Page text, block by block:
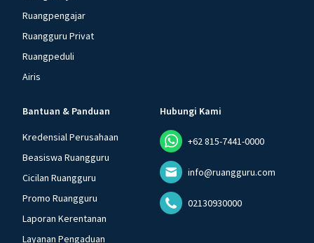
Ruangpengajar
Ruangguru Privat
Ruangpeduli
Airis
Bantuan & Panduan
Kredensial Perusahaan
Beasiswa Ruangguru
Cicilan Ruangguru
Promo Ruangguru
Laporan Kerentanan
Layanan Pengaduan
Hubungi Kami
+62 815-7441-0000
info@ruangguru.com
02130930000